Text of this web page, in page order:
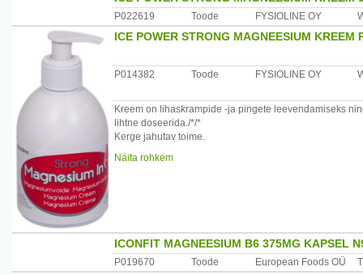
eelpoolnimetatud haigustega kaasneb kauakestev
häired, siis võib see viidata Reye sündroomile.
haavandi anamneesiga patsientide puhul (vt lõik 4.8).
Patsientidel, keda ravitakse atsetüülsalitsüülhappe
plaanitud kirurgilisi protseduure hinnata verejooksu
tekke risk on suur, tuleks ajutiselt katkestada
- antikoagulantide samaaegne kasutamine.
P022619 Toode FYSIOLINE OY
ICE POWER STRONG MAGNEESIUM KREEM
P014382 Toode FYSIOLINE OY
Kreem on lihaskrampide -ja pingete leevendamiseks
lihtne doseerida./*/*
Kerge jahutav toime.
Kasutamine:Vajutada 2-3 korda pumbale ja määrida
Näita rohkem
ICONFIT MAGNEESIUM B6 375MG KAPSEL
P019670 Toode European Foods OÜ